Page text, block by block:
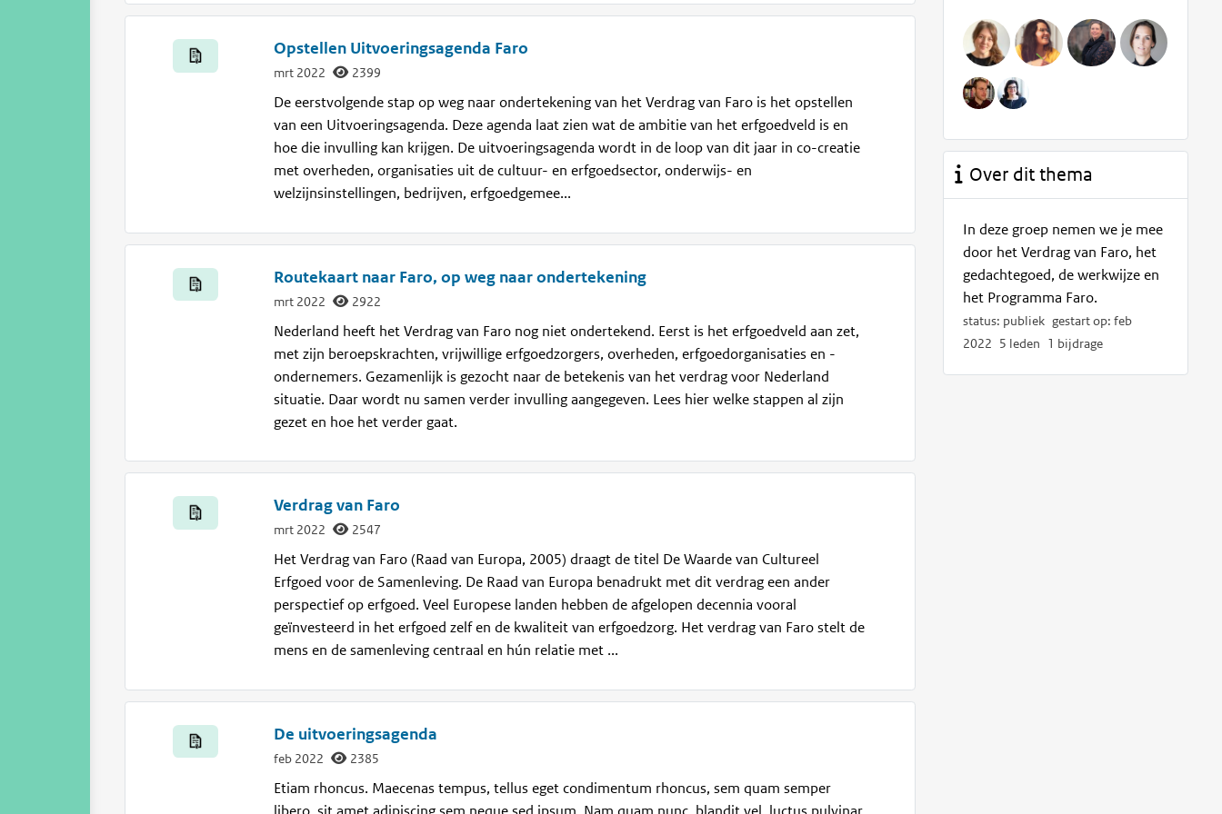
Opstellen Uitvoeringsagenda Faro
mrt 2022 2399
De eerstvolgende stap op weg naar ondertekening van het Verdrag van Faro is het opstellen
van een Uitvoeringsagenda. Deze agenda laat zien wat de ambitie van het erfgoedveld is en
hoe die invulling kan krijgen. De uitvoeringsagenda wordt in de loop van dit jaar in co-creatie
met overheden, organisaties uit de cultuur- en erfgoedsector, onderwijs- en
welzijnsinstellingen, bedrijven, erfgoedgemee...
Routekaart naar Faro, op weg naar ondertekening
mrt 2022 2922
Nederland heeft het Verdrag van Faro nog niet ondertekend. Eerst is het erfgoedveld aan zet,
met zijn beroepskrachten, vrijwillige erfgoedzorgers, overheden, erfgoedorganisaties en -
ondernemers. Gezamenlijk is gezocht naar de betekenis van het verdrag voor Nederland
situatie. Daar wordt nu samen verder invulling aangegeven. Lees hier welke stappen al zijn
gezet en hoe het verder gaat.
Verdrag van Faro
mrt 2022 2547
Het Verdrag van Faro (Raad van Europa, 2005) draagt de titel De Waarde van Cultureel
Erfgoed voor de Samenleving. De Raad van Europa benadrukt met dit verdrag een ander
perspectief op erfgoed. Veel Europese landen hebben de afgelopen decennia vooral
geïnvesteerd in het erfgoed zelf en de kwaliteit van erfgoedzorg. Het verdrag van Faro stelt de
mens en de samenleving centraal en hún relatie met ...
De uitvoeringsagenda
feb 2022 2385
Etiam rhoncus. Maecenas tempus, tellus eget condimentum rhoncus, sem quam semper
Over dit thema
In deze groep nemen we je mee
door het Verdrag van Faro, het
gedachtegoed, de werkwijze en
het Programma Faro.
status: publiek gestart op: feb
2022 5 leden 1 bijdrage